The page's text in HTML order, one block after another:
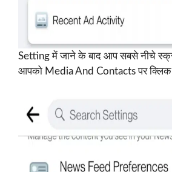
Setting में जाने के बाद आप सबसे नीचे
आपको Media And Contacts पर